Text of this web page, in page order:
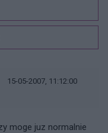
15-05-2007, 11:12:00
moge juz normalnie